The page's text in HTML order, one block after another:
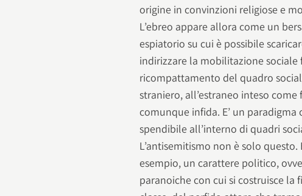
origine in convinzioni religiose e
L’ebreo appare allora come un
espiatorio su cui è possibile
indirizzare la mobilitazione sociale
ricompattamento del quadro
straniero, all’estraneo inteso
comunque infida. E’ un
spendibile all’interno di quadri
L’antisemitismo non è solo
esempio, un carattere politico,
paranoiche con cui si costruisce la